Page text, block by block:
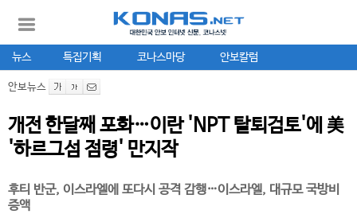
뉴스 특집기획 코나스마당 안보칼럼
안보뉴스
개전 한달째 포화…이란 'NPT 탈퇴검토'에 美
'하르그섬 점령' 만지작
후티 반군, 이스라엘에 또다시 공격 감행…이스라엘, 대규모 국방비
증액